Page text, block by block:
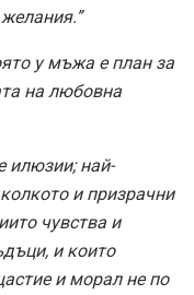
у мъжа е план за
на любовна
илюзии; най-
и призрачни
чувства и
и които
и морал не по